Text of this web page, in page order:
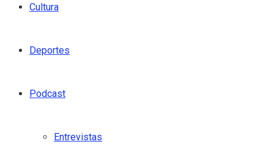
Cultura
Deportes
Podcast
Entrevistas